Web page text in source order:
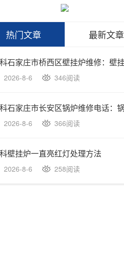
热门文章 最新文章
2026-8-6 346阅读
2026-8-6 366阅读
壁挂炉一直亮红灯处理方法
2026-8-6 258阅读